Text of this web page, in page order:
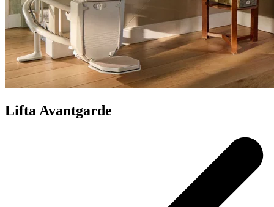
Lifta Avantgarde